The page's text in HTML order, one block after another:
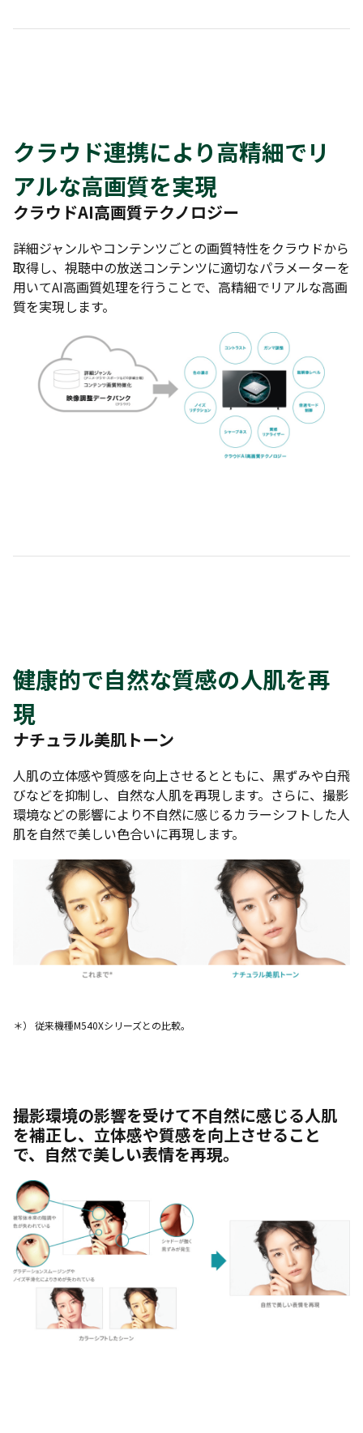
クラウド連携により高精細でリ
アルな高画質を実現
クラウドAI高画質テクノロジー
詳細ジャンルやコンテンツごとの画質特性をクラウドから
取得し、視聴中の放送コンテンツに適切なパラメーターを
用いてAI高画質処理を行うことで、高精細でリアルな高画
質を実現します。
健康的で自然な質感の人肌を再
現
ナチュラル美肌トーン
人肌の立体感や質感を向上させるとともに、黒ずみや白飛
びなどを抑制し、自然な人肌を再現します。さらに、撮影
環境などの影響により不自然に感じるカラーシフトした人
肌を自然で美しい色合いに再現します。
＊） 従来機種M540Xシリーズとの比較。
撮影環境の影響を受けて不自然に感じる人肌
を補正し、立体感や質感を向上させること
で、自然で美しい表情を再現。